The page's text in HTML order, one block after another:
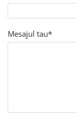
14+ Ani
Mesajul tau*